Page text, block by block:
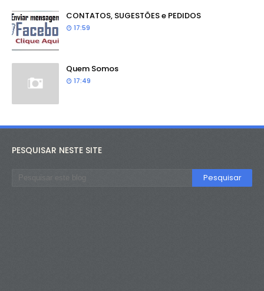
CONTATOS, SUGESTÕES e PEDIDOS
17:59
Quem Somos
17:49
PESQUISAR NESTE SITE